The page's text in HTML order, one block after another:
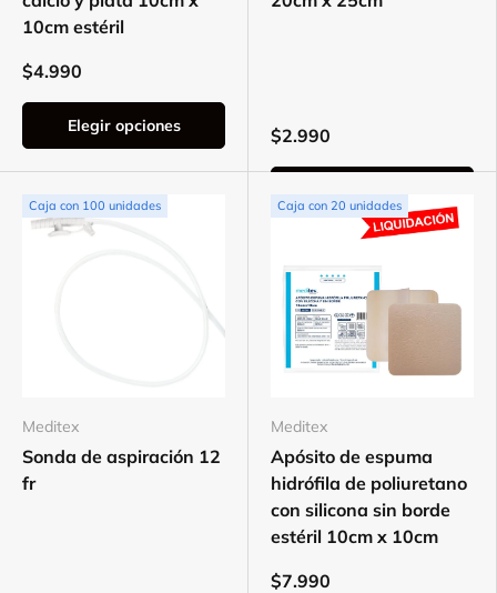
10cm estéril
$4.990
Elegir opciones $2.990
Caja con 100 unidades
Meditex
Sonda de aspiración 12
fr
Caja con 20 unidades
Meditex
Apósito de espuma
hidrófila de poliuretano
con silicona sin borde
estéril 10cm x 10cm
$7.990